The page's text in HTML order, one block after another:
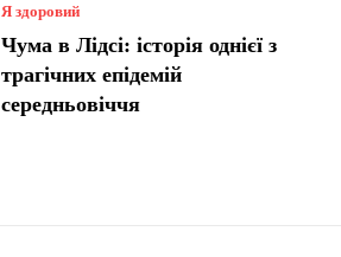
Я здоровий
Чума в Лідсі: історія однієї з
трагічних епідемій
середньовіччя